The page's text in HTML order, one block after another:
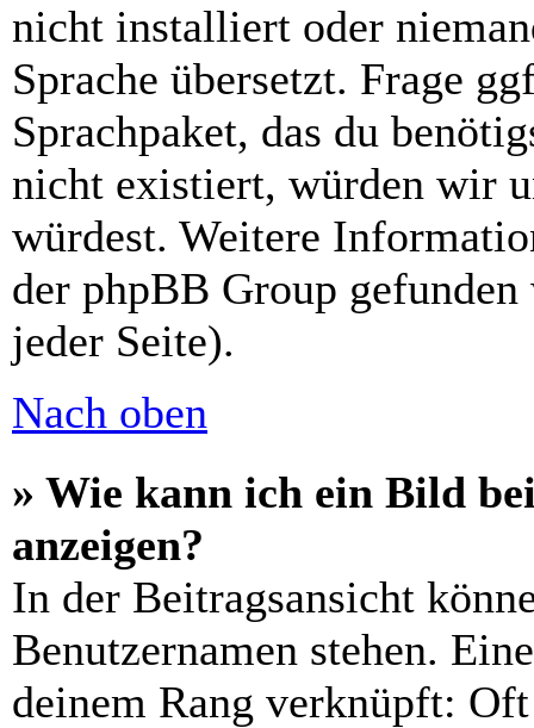
nicht installiert oder
Sprache übersetzt. Frage
Sprachpaket, das du
nicht existiert, würden wir
würdest. Weitere
der phpBB Group
jeder Seite).
Nach oben
» Wie kann ich ein Bild
anzeigen?
In der Beitragsansicht
Benutzernamen stehen.
deinem Rang verknüpft: